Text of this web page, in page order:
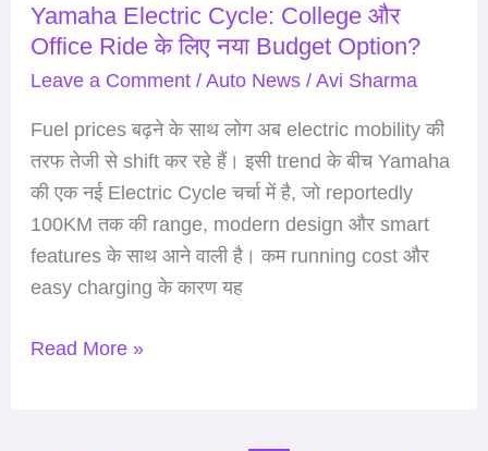
Yamaha Electric Cycle: College और
Office Ride के लिए नया Budget Option?
Leave a Comment / Auto News/ Avi Sharma
Fuel prices बढ़ने के साथ लोग अब electric mobility की
तरफ तेजी से shift कर रहे हैं। इसी trend के बीच Yamaha
की एक नई Electric Cycle चर्चा में है, जो reportedly
100KM तक की range, modern design और smart
features के साथ आने वाली है। कम running cost और
easy charging के कारण यह
नया
Budget
Option?
Read More »